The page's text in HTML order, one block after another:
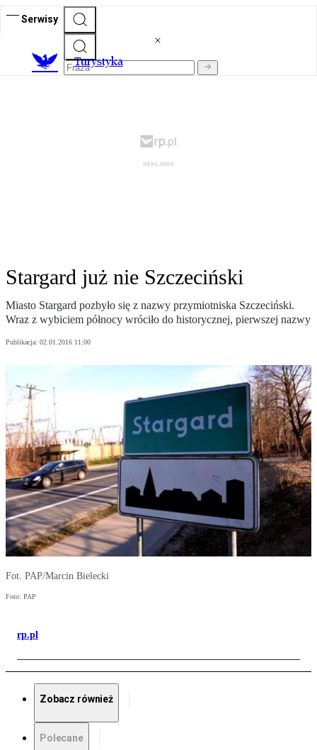
Serwisy
Turystyka
Stargard już nie Szczeciński
Miasto Stargard pozbyło się z nazwy przymiotniska Szczeciński.
Wraz z wybiciem północy wróciło do historycznej, pierwszej nazwy
Publikacja: 02.01.2016 11:00
Fot. PAP/Marcin Bielecki
Foto: PAP
rp.pl
Zobacz również
Polecane